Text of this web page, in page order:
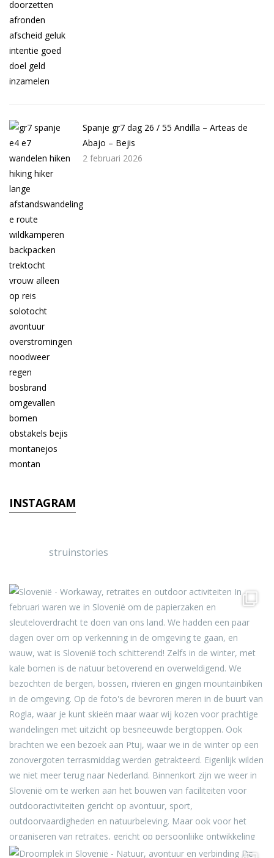
Spanje gr7 dag 26 / 55 Andilla – Arteas de
Abajo – Bejis
2 februari 2026
INSTAGRAM
struinstories